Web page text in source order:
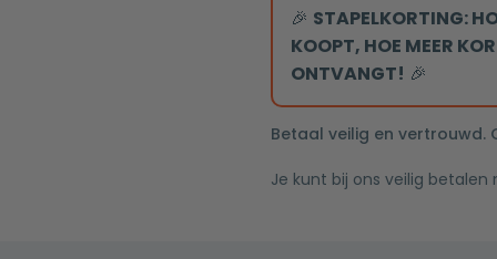
25cm
douchekop
copper
aantal
🎉 STAPELKORTING:
KOOPT, HOE MEER
ONTVANGT! 🎉
Betaal veilig en vertrouwd.
Je kunt bij ons veilig betalen